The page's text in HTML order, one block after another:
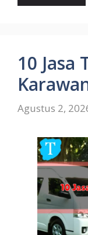
10 Jasa
Agustus 2,